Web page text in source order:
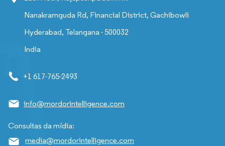
Nanakramguda Rd, Financial District, Gachibowli
Hyderabad, Telangana - 500032
India
+1 617-765-2493
info@mordorintelligence.com
Consultas da mídia:
media@mordorintelligence.com